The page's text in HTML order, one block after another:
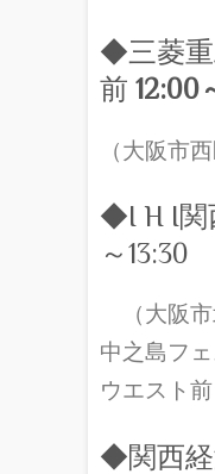
◆三菱重
前 12:00
（大阪市
◆I H I関
～13:30
（大阪市
中之島フ
ウエスト前
◆関西経